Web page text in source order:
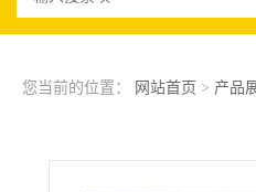
您当前的位置： 网站首页 > 产品